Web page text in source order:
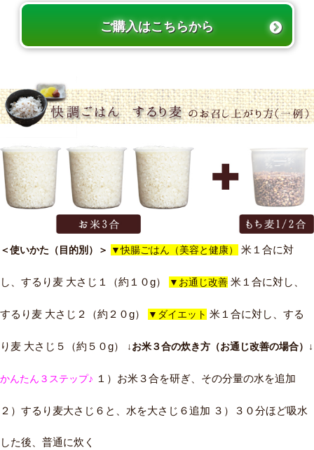
ご購入はこちらから
＜使いかた（目的別）＞ ▼快腸ごはん（美容と健康）米１合に対
し、するり麦 大さじ１（約１０g）▼お通じ改善米１合に対し、
するり麦 大さじ２（約２０g）▼ダイエット米１合に対し、する
り麦 大さじ５（約５０g）